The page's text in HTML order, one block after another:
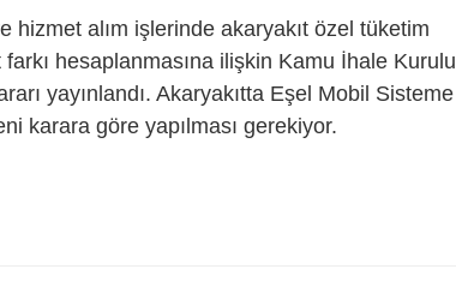
hizmet alım işlerinde akaryakıt özel tüketim
hesaplanmasına ilişkin Kamu İhale Kurulu
yayınlandı. Akaryakıtta Eşel Mobil Sisteme
karara göre yapılması gerekiyor.